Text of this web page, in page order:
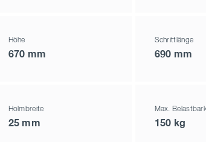
Höhe
670 mm
Schrittlänge
690 mm
Holmbreite
25 mm
Max.
150 kg